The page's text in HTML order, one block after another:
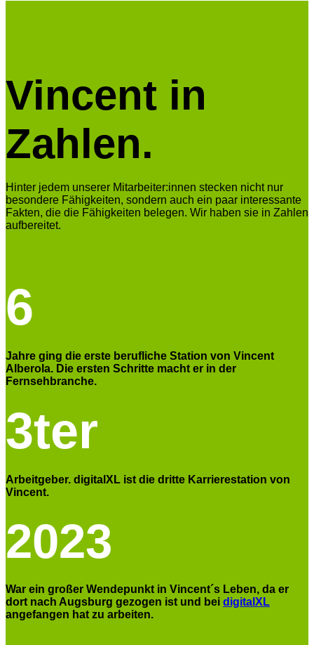
Vincent in
Zahlen.
Hinter jedem unserer Mitarbeiter:innen stecken nicht nur
besondere Fähigkeiten, sondern auch ein paar interessante
Fakten, die die Fähigkeiten belegen. Wir haben sie in Zahlen
aufbereitet.
6
Jahre ging die erste berufliche Station von Vincent
Alberola. Die ersten Schritte macht er in der
Fernsehbranche.
3ter
Arbeitgeber. digitalXL ist die dritte Karrierestation von
Vincent.
2023
War ein großer Wendepunkt in Vincent´s Leben, da er
dort nach Augsburg gezogen ist und bei digitalXL
angefangen hat zu arbeiten.